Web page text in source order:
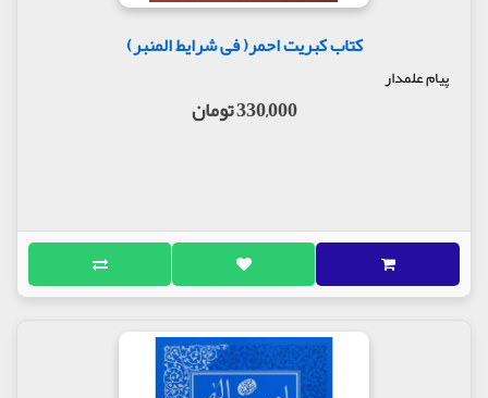
کتاب کبریت احمر( فی شرایط المنبر)
پیام علمدار
330,000 تومان